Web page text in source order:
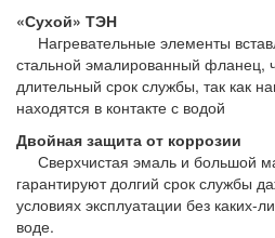
«Сухой» ТЭН
Нагревательные элементы
стальной эмалированный фланец,
длительный срок службы, так как
находятся в контакте с водой
Двойная защита от коррозии
Сверхчистая эмаль и большой
гарантируют долгий срок службы
условиях эксплуатации без каких-
воде.